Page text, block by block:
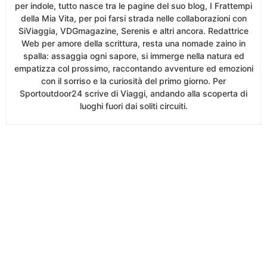
per indole, tutto nasce tra le pagine del suo blog, I Frattempi
della Mia Vita, per poi farsi strada nelle collaborazioni con
SiViaggia, VDGmagazine, Serenis e altri ancora. Redattrice
Web per amore della scrittura, resta una nomade zaino in
spalla: assaggia ogni sapore, si immerge nella natura ed
empatizza col prossimo, raccontando avventure ed emozioni
con il sorriso e la curiosità del primo giorno. Per
Sportoutdoor24 scrive di Viaggi, andando alla scoperta di
luoghi fuori dai soliti circuiti.